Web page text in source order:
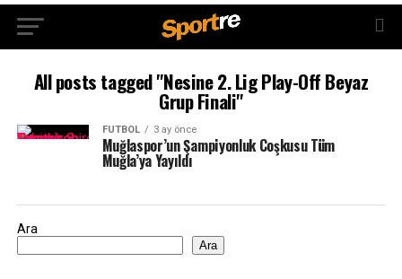
All posts tagged "Nesine 2. Lig Play-Off Beyaz
Grup Finali"
FUTBOL 3 ay önce
Muğlaspor’un Şampiyonluk Coşkusu Tüm
Muğla’ya Yayıldı
Ara
Ara